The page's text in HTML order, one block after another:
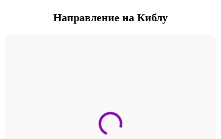
Направление на Киблу